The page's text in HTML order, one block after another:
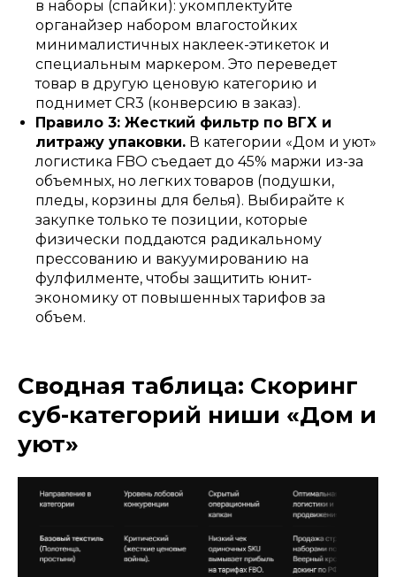
в наборы (спайки): укомплектуйте
органайзер набором влагостойких
минималистичных наклеек-этикеток и
специальным маркером. Это переведет
товар в другую ценовую категорию и
поднимет CR3 (конверсию в заказ).
Правило 3: Жесткий фильтр по ВГХ и
литражу упаковки. В категории «Дом и уют»
логистика FBO съедает до 45% маржи из-за
объемных, но легких товаров (подушки,
пледы, корзины для белья). Выбирайте к
закупке только те позиции, которые
физически поддаются радикальному
прессованию и вакуумированию на
фулфилменте, чтобы защитить юнит-
экономику от повышенных тарифов за
объем.
Сводная таблица: Скоринг
суб-категорий ниши «Дом и
уют»